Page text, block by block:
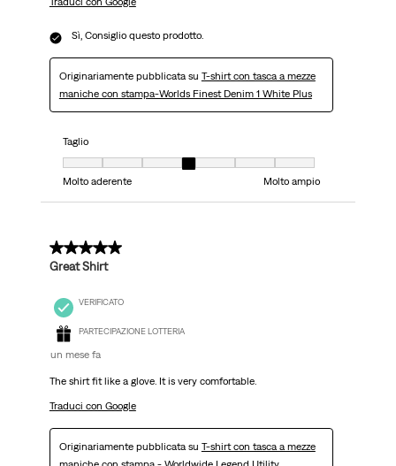
Sì, Consiglio questo prodotto.
Originariamente pubblicata su T-shirt con tasca a mezze
maniche con stampa-Worlds Finest Denim 1 White Plus
Taglio
Molto aderente
Molto ampio
5 su 5 stelle.
Great Shirt
VERIFICATO
PARTECIPAZIONE LOTTERIA
un mese fa
The shirt fit like a glove. It is very comfortable.
Traduci con Google
Originariamente pubblicata su T-shirt con tasca a mezze